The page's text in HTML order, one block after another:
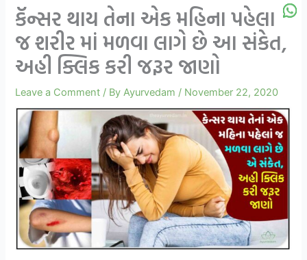
કૅન્સર થાય તેના એક મહિના પહેલા
જ શરીર માં મળવા લાગે છે આ સંકેત,
અહી ક્લિક કરી જરૂર જાણો
Leave a Comment / By Ayurvedam / November 22, 2020